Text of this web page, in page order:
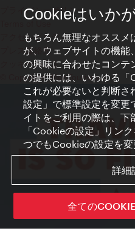
プライバシーポリシー
アクセシビリティ
プレス連絡先
クッキーの設定
© Copyright WienTourismus
Cookieはいか
もちろん無理なオススメ
が、ウェブサイトの機能
の興味に合わせたコンテ
の提供には、いわゆる「
これが必要ないと判断さ
設定」で標準設定を変更
イトをご利用の際は、下
「Cookieの設定」リン
つでもCookieの設定を変
詳細
全ての